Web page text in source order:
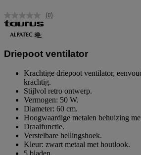
Geen
(0)
Driepoot ventilator
Krachtige driepoot ventilator,
krachtig.
Stijlvol retro ontwerp.
Vermogen: 50 W.
Diameter: 60 cm.
Hoogwaardige metalen behuizing
Draaifunctie.
Verstelbare hellingshoek.
Kleur: zwart metaal met houtlook.